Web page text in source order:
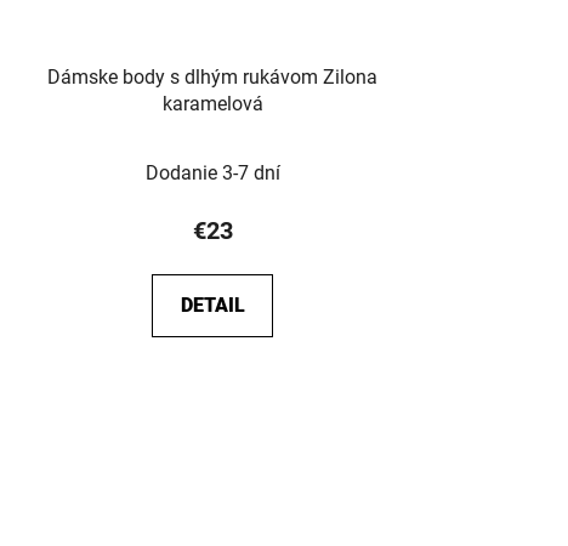
Dámske body s dlhým rukávom Zilona
karamelová
Dodanie 3-7 dní
€23
DETAIL